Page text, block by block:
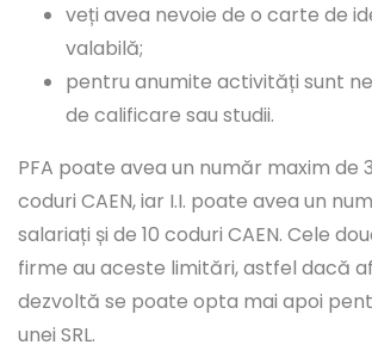
veți avea nevoie de o carte de
valabilă;
pentru anumite activități sunt
de calificare sau studii.
PFA poate avea un număr maxim de
coduri CAEN, iar I.I. poate avea un
salariați și de 10 coduri CAEN. Cele
firme au aceste limitări, astfel dacă
dezvoltă se poate opta mai apoi
unei SRL.